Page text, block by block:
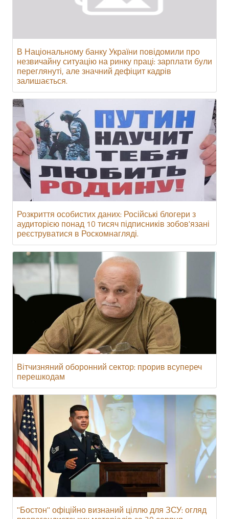
В Національному банку України повідомили про
незвичайну ситуацію на ринку праці: зарплати були
переглянуті, але значний дефіцит кадрів
залишається.
Розкриття особистих даних: Російські блогери з
аудиторією понад 10 тисяч підписників зобов'язані
реєструватися в Роскомнагляді.
Вітчизняний оборонний сектор: прорив всупереч
перешкодам
"Бостон" офіційно визнаний ціллю для ЗСУ: огляд